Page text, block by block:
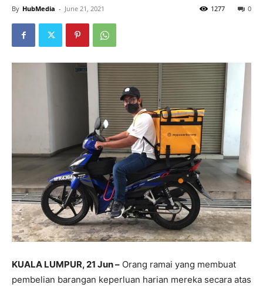
By HubMedia - June 21, 2021 0
1277
KUALA LUMPUR, 21 Jun – Orang ramai yang membuat
pembelian barangan keperluan harian mereka secara atas